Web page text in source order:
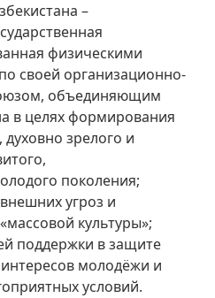
–
физическими
своей организационно-
объединяющим
в целях формирования
зрелого и
поколения;
угроз и
культуры»;
поддержки в защите
молодёжи и
условий.